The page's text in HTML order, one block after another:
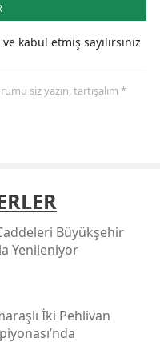
kabul etmiş sayılırsınız
siz yazın, tartışalım *
Büyükşehir
Yenileniyor
İki Pehlivan